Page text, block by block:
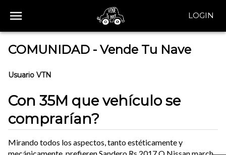
LOGIN
COMUNIDAD - Vende Tu Nave
Usuario VTN
Con 35M que vehículo se
comprarían?
Mirando todos los aspectos, tanto estéticamente y